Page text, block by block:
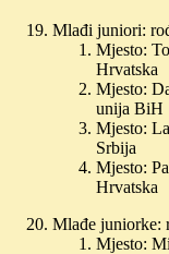
Mlađi juniori:
Mjesto:
Hrvatska
Mjesto:
unija BiH
Mjesto:
Srbija
Mjesto:
Hrvatska
Mlađe juniorke:
Mjesto: